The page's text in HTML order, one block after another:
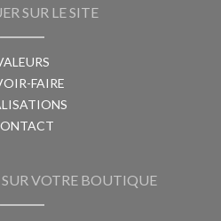
SUR LE SITE
FAIRE
VOTRE BOUTIQUE